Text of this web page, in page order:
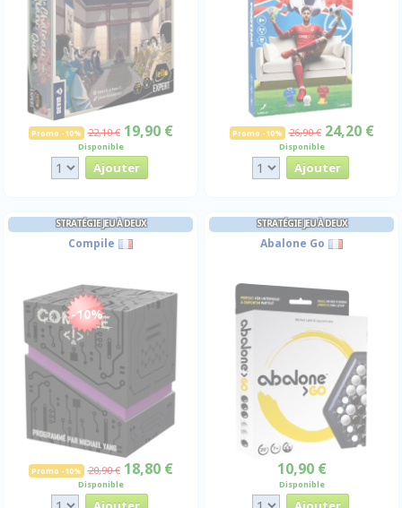
Promo -10% 22,10 € 19,90 €
Disponible
Promo -10% 26,90 € 24,20 €
Disponible
STRATÉGIE JEU À DEUX
Compile
-10%
Promo -10% 20,90 € 18,80 €
Disponible
STRATÉGIE JEU À DEUX
Abalone Go
10,90 €
Disponible